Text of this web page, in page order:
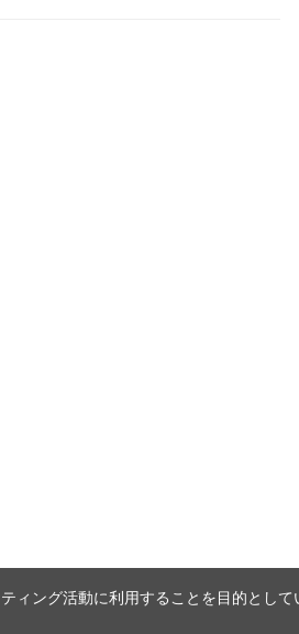
ィング活動に利用することを目的とし